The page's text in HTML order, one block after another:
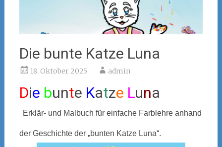
Die bunte Katze Luna
18. Oktober 2025 admin
Die bunte Katze Luna
Erklär- und Malbuch für einfache Farblehre anhand
der Geschichte der „bunten Katze Luna“.